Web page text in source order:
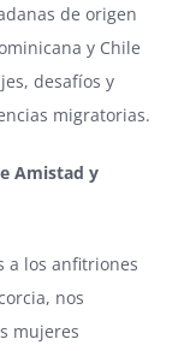
de origen
y Chile
desafíos y
migratorias.
Amistad y
a los anfitriones
nos
mujeres